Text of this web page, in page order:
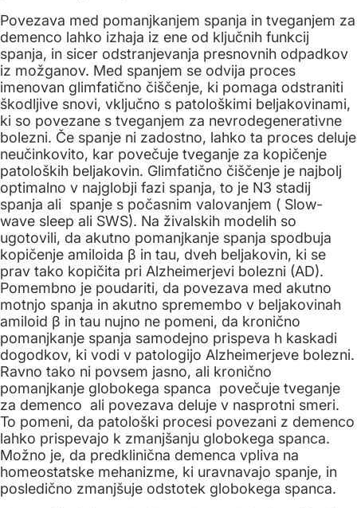
Povezava med pomanjkanjem spanja in tveganjem za
demenco lahko izhaja iz ene od ključnih funkcij
spanja, in sicer odstranjevanja presnovnih odpadkov
iz možganov. Med spanjem se odvija proces
imenovan glimfatično čiščenje, ki pomaga odstraniti
škodljive snovi, vključno s patološkimi beljakovinami,
ki so povezane s tveganjem za nevrodegenerativne
bolezni. Če spanje ni zadostno, lahko ta proces deluje
neučinkovito, kar povečuje tveganje za kopičenje
patoloških beljakovin. Glimfatično čiščenje je najbolj
optimalno v najglobji fazi spanja, to je N3 stadij
spanja ali spanje s počasnim valovanjem ( Slow-
wave sleep ali SWS). Na živalskih modelih so
ugotovili, da akutno pomanjkanje spanja spodbuja
kopičenje amiloida β in tau, dveh beljakovin, ki se
prav tako kopičita pri Alzheimerjevi bolezni (AD).
Pomembno je poudariti, da povezava med akutno
motnjo spanja in akutno spremembo v beljakovinah
amiloid β in tau nujno ne pomeni, da kronično
pomanjkanje spanja samodejno prispeva h kaskadi
dogodkov, ki vodi v patologijo Alzheimerjeve bolezni.
Ravno tako ni povsem jasno, ali kronično
pomanjkanje globokega spanca povečuje tveganje
za demenco ali povezava deluje v nasprotni smeri.
To pomeni, da patološki procesi povezani z demenco
lahko prispevajo k zmanjšanju globokega spanca.
Možno je, da predklinična demenca vpliva na
homeostatske mehanizme, ki uravnavajo spanje, in
posledično zmanjšuje odstotek globokega spanca.